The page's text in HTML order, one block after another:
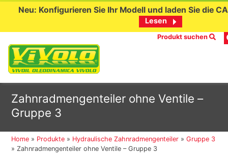
content
Neu: Konfigurieren Sie Ihr Modell und laden Sie die
Lesen
Produkt suchen
Zahnradmengenteiler ohne Ventile –
Gruppe 3
Home » Produkte » Hydraulische Zahnradmengenteiler »Gruppe 3
»Zahnradmengenteiler ohne Ventile – Gruppe 3